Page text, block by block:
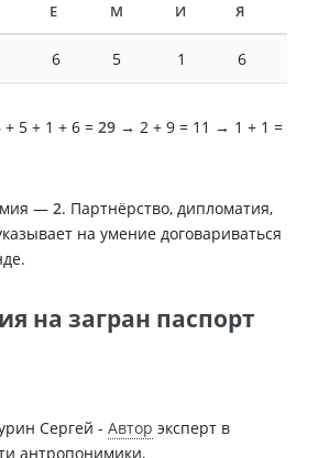
Е М И Я
6 5 1 6
5 + 1 + 6 = 29 → 2 + 9 = 11 → 1 + 1 =
— 2. Партнёрство, дипломатия,
на умение договариваться
на загран паспорт
Сергей - Автор эксперт в
антропонимики,